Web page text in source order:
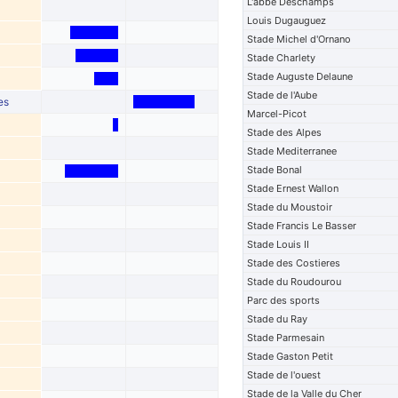
Louis Dugauguez
Stade Michel d'Ornano
Stade Charlety
Stade Auguste Delaune
Stade de l'Aube
Marcel-Picot
Stade des Alpes
Stade Mediterranee
Stade Bonal
Stade Ernest Wallon
Stade du Moustoir
Stade Francis Le Basser
Stade Louis II
Stade des Costieres
Stade du Roudourou
Parc des sports
Stade du Ray
Stade Parmesain
Stade Gaston Petit
Stade de l'ouest
Stade de la Valle du Cher